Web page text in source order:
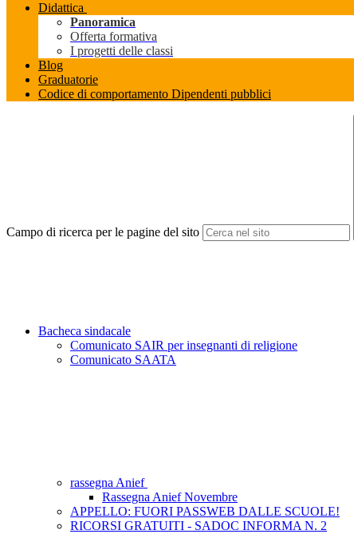
Didattica
Panoramica
Offerta formativa
I progetti delle classi
Blog
Graduatorie
Codice di comportamento Dipendenti pubblici
Campo di ricerca per le pagine del sito
Bacheca sindacale
Comunicato SAIR per insegnanti di religione
Comunicato SAATA
rassegna Anief
Rassegna Anief Novembre
APPELLO: FUORI PASSWEB DALLE SCUOLE!
RICORSI GRATUITI - SADOC INFORMA N. 2